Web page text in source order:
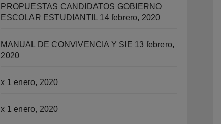
PROPUESTAS CANDIDATOS GOBIERNO
ESCOLAR ESTUDIANTIL 14 febrero, 2020
MANUAL DE CONVIVENCIA Y SIE 13 febrero,
2020
x 1 enero, 2020
x 1 enero, 2020